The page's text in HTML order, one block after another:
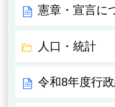
憲章・宣言に
人口・統計
令和8年度行